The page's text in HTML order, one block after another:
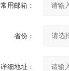
常用邮箱：
省份：
详细地址：